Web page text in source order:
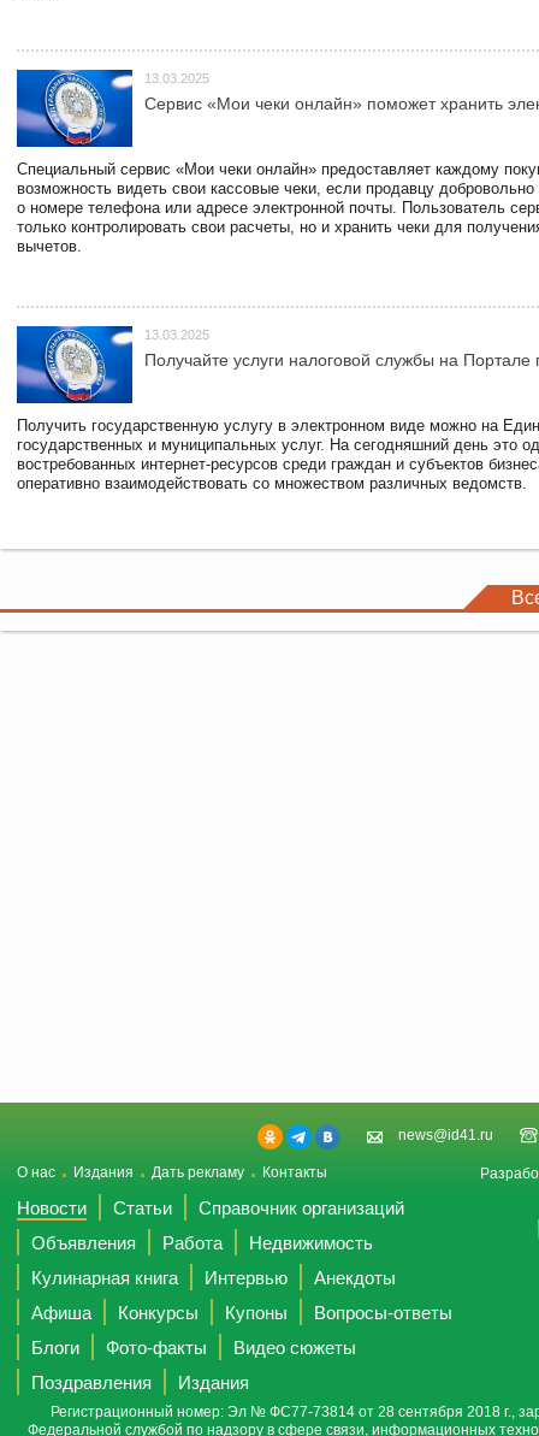
13.03.2025
Сервис «Мои чеки онлайн» поможет хранить
Специальный сервис «Мои чеки онлайн» предоставляет каждому
возможность видеть свои кассовые чеки, если продавцу
о номере телефона или адресе электронной почты. Пользователь
только контролировать свои расчеты, но и хранить чеки для
вычетов.
13.03.2025
Получайте услуги налоговой службы на Портале
Получить государственную услугу в электронном виде можно на
государственных и муниципальных услуг. На сегодняшний день это
востребованных интернет-ресурсов среди граждан и субъектов
оперативно взаимодействовать со множеством различных ведомств.
news@id41.ru
О нас Издания Дать рекламу Контакты
Новости Статьи
Справочник организаций
Объявления
Работа
Недвижимость
Кулинарная книга
Интервью
Анекдоты
Афиша
Конкурсы Купоны
Вопросы-ответы
Блоги
Фото-факты
Видео сюжеты
Поздравления
Издания
Регистрационный номер: Эл № ФС77-73814 от 28 сентября 2018 г.,
Федеральной службой по надзору в сфере связи, информационных